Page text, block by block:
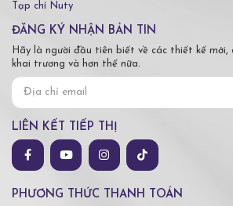
Tạp chí Nuty
ĐĂNG KÝ NHẬN BẢN TIN
Hãy là người đầu tiên biết về các thiết kế mới,
khai trương và hơn thế nữa.
LIÊN KẾT TIẾP THỊ
PHƯƠNG THỨC THANH TOÁN